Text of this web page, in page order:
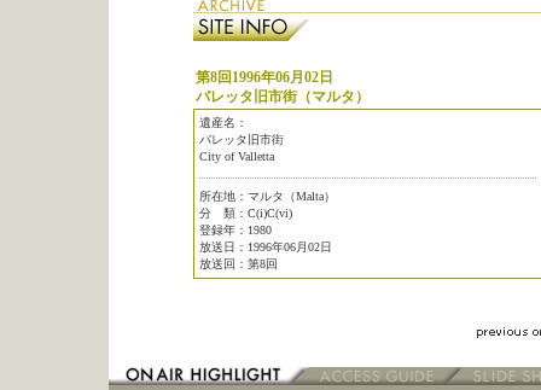
第8回1996年06月02日
バレッタ旧市街（マルタ）
遺産名：
バレッタ旧市街
City of Valletta
所在地：マルタ（Malta）
分 類：C(i)C(vi)
登録年：1980
放送日：1996年06月02日
放送回：第8回